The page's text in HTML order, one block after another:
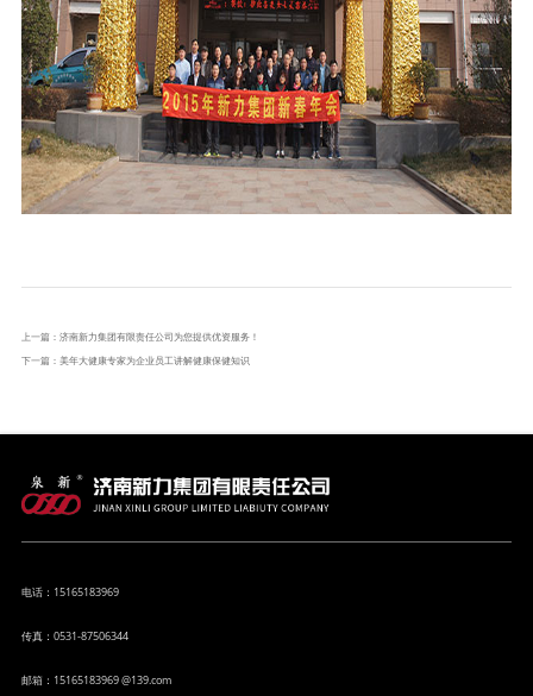
上一篇： 济南新力集团有限责任公司为您提供优资服务！
下一篇： 美年大健康专家为企业员工讲解健康保健知识
电话：15165183969
传真：0531-87506344
邮箱：15165183969 @139.com